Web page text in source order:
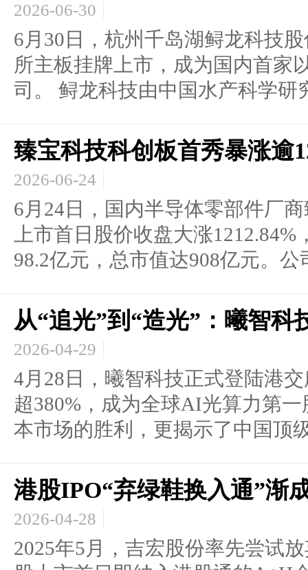
2026-06-30
6月30日，杭州千岛湖鲟龙科技
所主板挂牌上市，成为国内首家
司。 鲟龙科技由中国水产科学研
臻宝科技科创板首秀暴涨逾
2026-06-24
6月24日，国内半导体零部件厂
上市首日股价收盘大涨
98.2亿元，总市值达908亿元。公
从“追光”到“造光”：曦智科
2026-04-29
4月28日，曦智科技正式登陆港
超380%，成为全球AI光算力第
本市场的胜利，更揭示了中国顶
港股IPO“弃绿鞋换入通”渐
2026-04-28
2025年5月，吉宏股份率先尝试